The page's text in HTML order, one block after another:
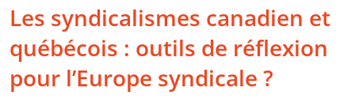
Les syndicalismes canadien et
québécois : outils de réflexion
pour l’Europe syndicale ?